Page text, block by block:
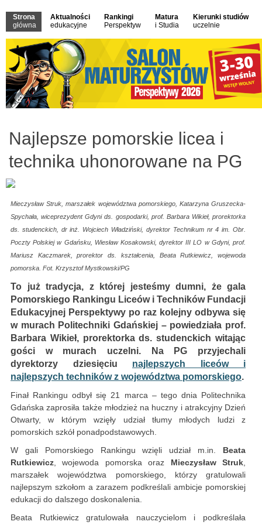
Strona
główna
Aktualności
edukacyjne
Rankingi
Perspektyw
Matura
i Studia
Kierunki studiów
uczelnie
Najlepsze pomorskie licea i
technika uhonorowane na PG
Mieczysław Struk, marszałek województwa pomorskiego, Katarzyna Gruszecka-
Spychała, wiceprezydent Gdyni ds. gospodarki, prof. Barbara Wikieł, prorektorka
ds. studenckich, dr inż. Wojciech Władziński, dyrektor Technikum nr 4 im. Obr.
Poczty Polskiej w Gdańsku, Wiesław Kosakowski, dyrektor III LO w Gdyni, prof.
Mariusz Kaczmarek, prorektor ds. kształcenia, Beata Rutkiewicz, wojewoda
pomorska. Fot. Krzysztof Mystkowski/PG
To już tradycja, z której jesteśmy dumni, że gala
Pomorskiego Rankingu Liceów i Techników Fundacji
Edukacyjnej Perspektywy po raz kolejny odbywa się
w murach Politechniki Gdańskiej – powiedziała prof.
Barbara Wikieł, prorektorka ds. studenckich witając
gości w murach uczelni. Na PG przyjechali
dyrektorzy dziesięciu najlepszych liceów i
najlepszych techników z województwa pomorskiego.
Finał Rankingu odbył się 21 marca – tego dnia Politechnika
Gdańska zaprosiła także młodzież na huczny i atrakcyjny Dzień
Otwarty, w którym wzięły udział tłumy młodych ludzi z
pomorskich szkół ponadpodstawowych.
W gali Pomorskiego Rankingu wzięli udział m.in. Beata
Rutkiewicz, wojewoda pomorska oraz Mieczysław Struk,
marszałek województwa pomorskiego, którzy gratulowali
najlepszym szkołom a zarazem podkreślali ambicje pomorskiej
edukacji do dalszego doskonalenia.
Beata Rutkiewicz gratulowała nauczycielom i podkreślała